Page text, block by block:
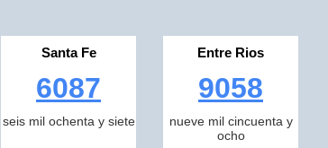
Santa Fe
6087
seis mil ochenta y siete
Entre Rios
9058
nueve mil cincuenta y
ocho